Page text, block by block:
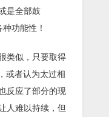
是全部鼓
功能性！
类似，只要取得
或者认为太过相
反应了部分的现
人难以持续，但